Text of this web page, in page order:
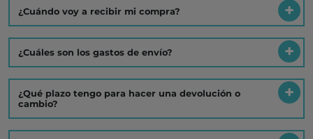
¿Cuándo voy a recibir mi compra?
¿Cuáles son los gastos de envío?
¿Qué plazo tengo para hacer una devolución o
cambio?